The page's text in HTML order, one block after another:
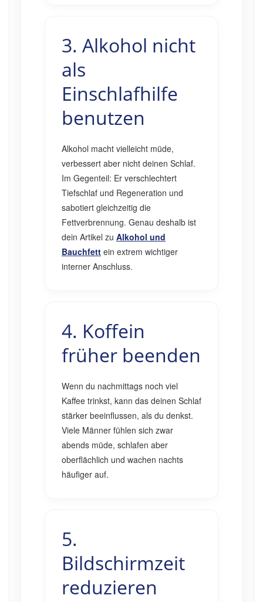
3. Alkohol nicht
als
Einschlafhilfe
benutzen
Alkohol macht vielleicht müde,
verbessert aber nicht deinen Schlaf.
Im Gegenteil: Er verschlechtert
Tiefschlaf und Regeneration und
sabotiert gleichzeitig die
Fettverbrennung. Genau deshalb ist
dein Artikel zu Alkohol und
Bauchfett ein extrem wichtiger
interner Anschluss.
4. Koffein
früher beenden
Wenn du nachmittags noch viel
Kaffee trinkst, kann das deinen Schlaf
stärker beeinflussen, als du denkst.
Viele Männer fühlen sich zwar
abends müde, schlafen aber
oberflächlich und wachen nachts
häufiger auf.
5.
Bildschirmzeit
reduzieren